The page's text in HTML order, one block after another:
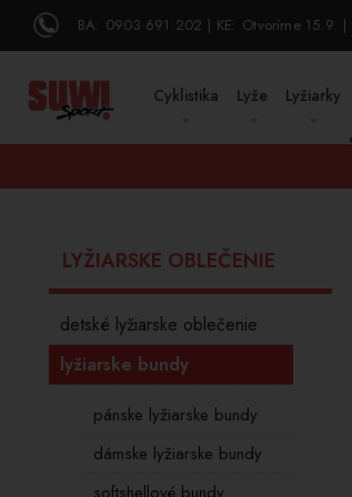
BA: 0903 691 202 KE: Otvoríme 15.9.
Cyklistika Lyže Lyžiarky
LYŽIARSKE OBLEČENIE
detské lyžiarske oblečenie
lyžiarske bundy
pánske lyžiarske bundy
dámske lyžiarske bundy